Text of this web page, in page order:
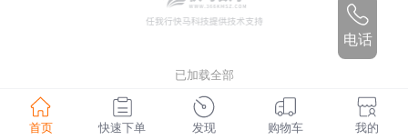
电话
已加载全部
首页 快速下单 发现 购物车 我的